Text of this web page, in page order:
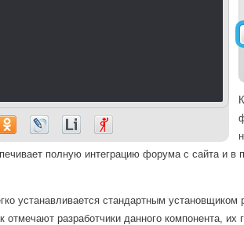
полную интеграцию форума с сайта и
устанавливается стандартным
отмечают разработчики данного компонента,